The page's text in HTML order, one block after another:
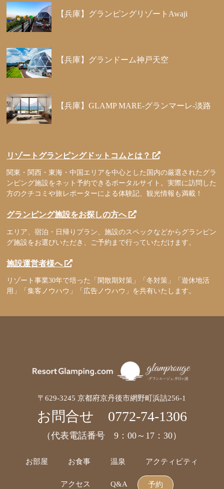
【兵庫】グランピングリゾートAwaji
【兵庫】グランドーム神戸天空
【兵庫】GLAMP MARE-グランマーレ-淡路
リゾートグランピングドットコムとは？
関東・関西・東海・中国エリアを中心とした国内の厳選されたグラ
ンピング施設をネット予約できるポータルサイト。実際に訪問した
方のクチコミや旅レポーターによる体験記、観光情報も満載！
グランピング施設をお探しの方へ
エリア、宿泊・日帰りプラン、施設のスペックなどからグランピン
グ施設をお選びいただき、ご予約まで行っていただけます。
施設運営者様へ
リゾート事業30年で培った「閑散期対策」「冬対策」「遊休地活
用」「集客ノウハウ」「広告ノウハウ」を共有いたします。
〒629-3245 京都府京丹後市網野町浜詰256-1
お問合せ 0772-74-1306
（代表電話番号 9：00～17：30）
お部屋 お食事 温泉 アクティビティ
アクセス Q&A 予約